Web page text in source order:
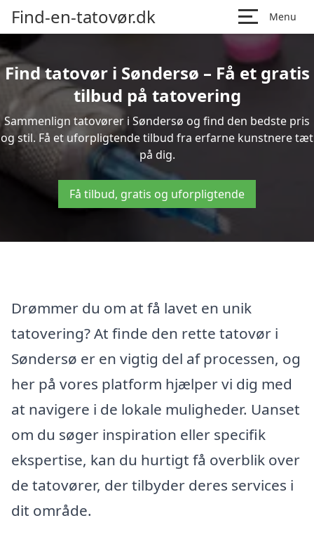
Find-en-tatovør.dk Menu
Find tatovør i Søndersø – Få et gratis
tilbud på tatovering
Sammenlign tatovører i Søndersø og find den bedste pris
og stil. Få et uforpligtende tilbud fra erfarne kunstnere tæt
på dig.
Få tilbud, gratis og uforpligtende
Drømmer du om at få lavet en unik
tatovering? At finde den rette tatovør i
Søndersø er en vigtig del af processen, og
her på vores platform hjælper vi dig med
at navigere i de lokale muligheder. Uanset
om du søger inspiration eller specifik
ekspertise, kan du hurtigt få overblik over
de tatovører, der tilbyder deres services i
dit område.